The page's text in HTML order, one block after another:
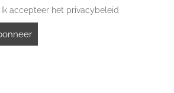
Ik accepteer het privacybeleid